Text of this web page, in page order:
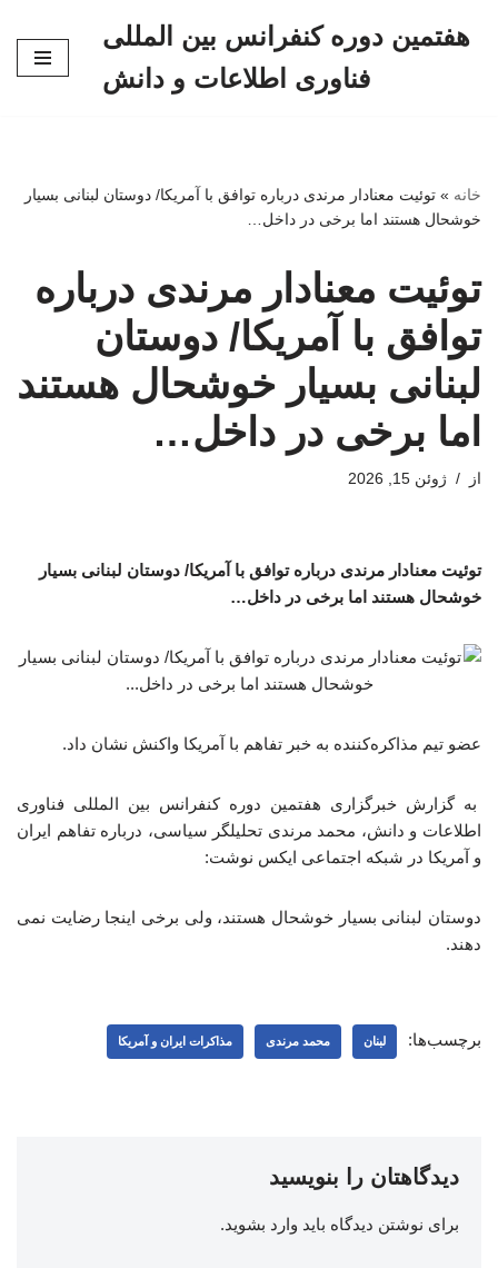
هفتمین دوره کنفرانس بین المللی
فناوری اطلاعات و دانش
خانه » توئیت معنادار مرندی درباره توافق با آمریکا/ دوستان لبنانی بسیار
خوشحال هستند اما برخی در داخل…
توئیت معنادار مرندی درباره
توافق با آمریکا/ دوستان
لبنانی بسیار خوشحال هستند
اما برخی در داخل…
از ژوئن 15, 2026
توئیت معنادار مرندی درباره توافق با آمریکا/ دوستان لبنانی بسیار
خوشحال هستند اما برخی در داخل…
عضو تیم مذاکره‌کننده به خبر تفاهم با آمریکا واکنش نشان داد.
به گزارش خبرگزاری هفتمین دوره کنفرانس بین المللی فناوری
اطلاعات و دانش، محمد مرندی تحلیلگر سیاسی، درباره تفاهم ایران
و آمریکا در شبکه اجتماعی ایکس نوشت:
دوستان لبنانی بسیار خوشحال هستند، ولی برخی اینجا رضایت نمی
دهند.
برچسب‌ها: لبنان محمد مرندی مذاکرات ایران و آمریکا
دیدگاهتان را بنویسید
برای نوشتن دیدگاه باید وارد بشوید.